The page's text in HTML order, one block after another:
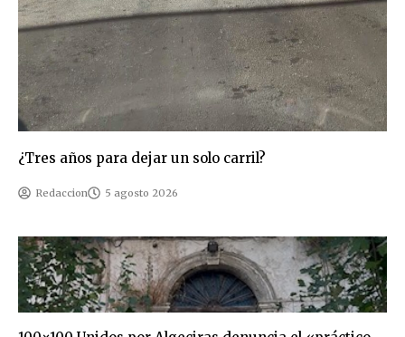
¿Tres años para dejar un solo carril?
Redaccion 5 agosto 2026